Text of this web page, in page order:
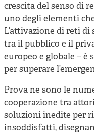
crescita del senso di
uno degli elementi
L’attivazione di reti
tra il pubblico e il
europeo e globale – è
per superare
Prova ne sono le
cooperazione tra
soluzioni inedite per
insoddisfatti,